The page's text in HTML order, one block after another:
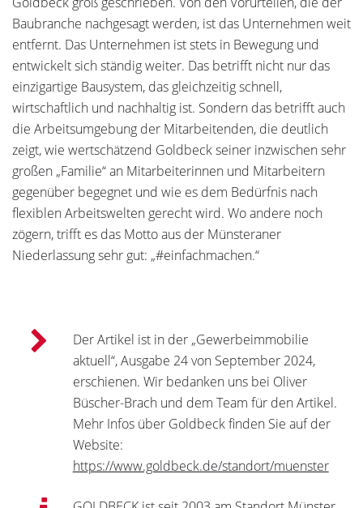
Baubranche nachgesagt werden, ist das Unternehmen weit
entfernt. Das Unternehmen ist stets in Bewegung und
entwickelt sich ständig weiter. Das betrifft nicht nur das
einzigartige Bausystem, das gleichzeitig schnell,
wirtschaftlich und nachhaltig ist. Sondern das betrifft auch
die Arbeitsumgebung der Mitarbeitenden, die deutlich
zeigt, wie wertschätzend Goldbeck seiner inzwischen sehr
großen „Familie“ an Mitarbeiterinnen und Mitarbeitern
gegenüber begegnet und wie es dem Bedürfnis nach
flexiblen Arbeitswelten gerecht wird. Wo andere noch
zögern, trifft es das Motto aus der Münsteraner
Niederlassung sehr gut: ­„#einfachmachen.“
Der Artikel ist in der „Gewerbeimmobilie
aktuell“, Ausgabe 24 von September 2024,
erschienen. Wir bedanken uns bei Oliver
Büscher-Brach und dem Team für den Artikel.
Mehr Infos über Goldbeck finden Sie auf der
Website:
https://www.goldbeck.de/standort/muenster